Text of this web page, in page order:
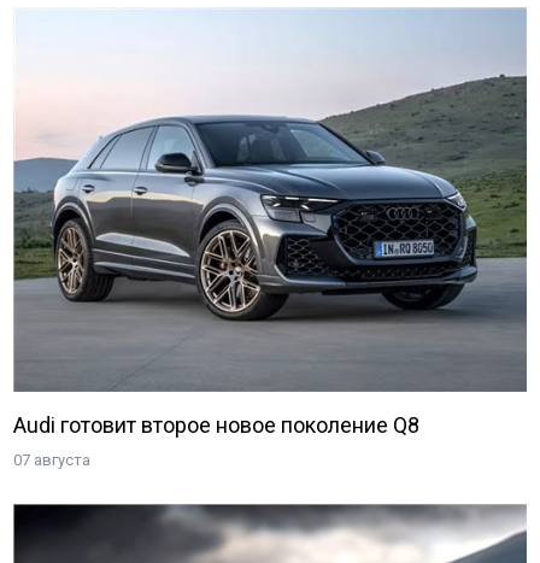
Audi готовит второе новое поколение Q8
07 августа